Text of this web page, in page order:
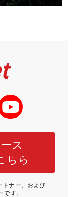
ス
ちら
トナー、および
です。